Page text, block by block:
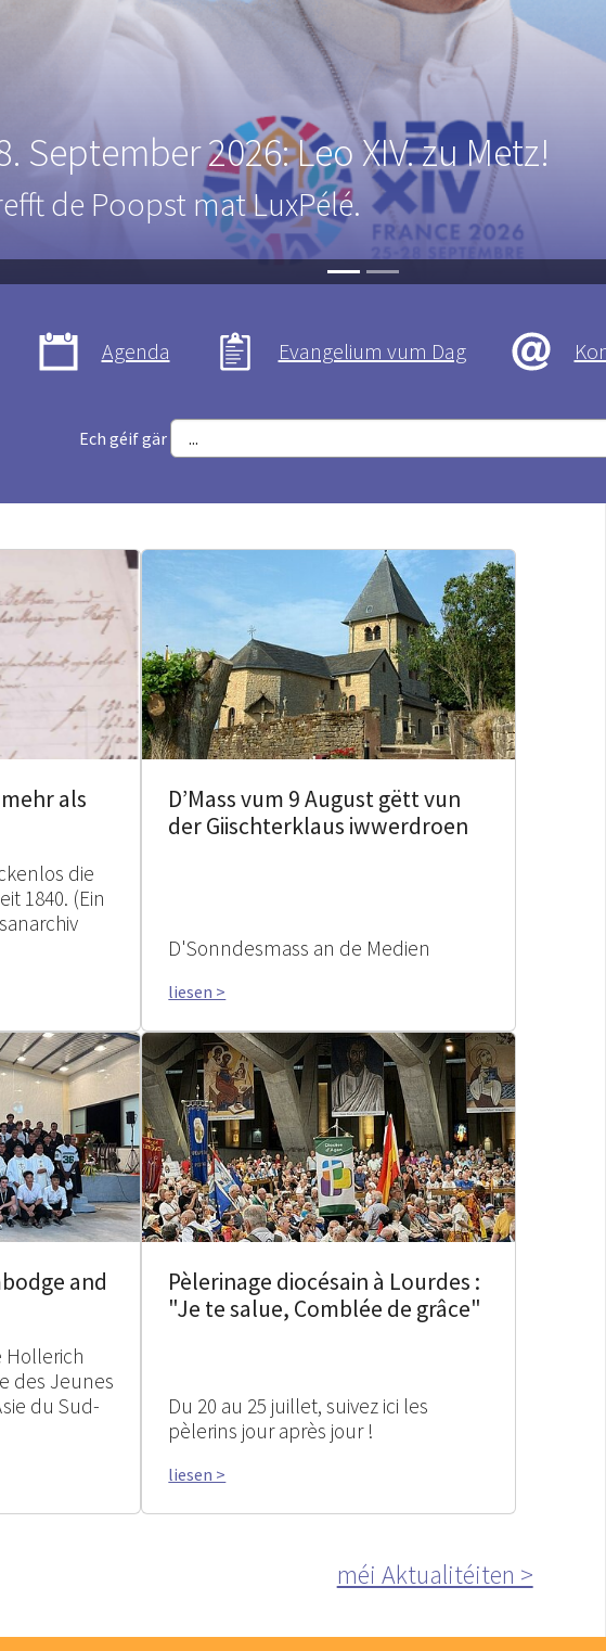
2025-2028
- Phase de mise en oeuvre
Agenda Evangelium vum Dag
Ech géif gär
als
die
1840. (Ein
D’Mass vum 9 August gëtt vun
der Giischterklaus iwwerdroen
D'Sonndesmass an de Medien
liesen >
and
Hollerich
des Jeunes
du Sud-
Pèlerinage diocésain à Lourdes :
"Je te salue, Comblée de grâce"
Du 20 au 25 juillet, suivez ici les
pèlerins jour après jour !
liesen >
méi Aktualitéiten >